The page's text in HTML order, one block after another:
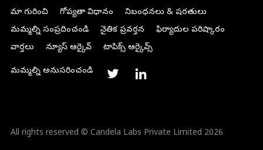
మా గురించి గోప్యతా విధానం
నిబంధనలు & షరతులు
మమ్మల్ని సంప్రదించండి
నైతిక ప్రవర్తన
ఫిర్యాదుల పరిష్కారం
వార్తలు
న్యూస్ ఆర్కైవ్ టాపిక్స్ ఆర్కైవ్స్
మమ్మల్ని అనుసరించండి
All rights reserved © Candela Labs Private Limited 2026